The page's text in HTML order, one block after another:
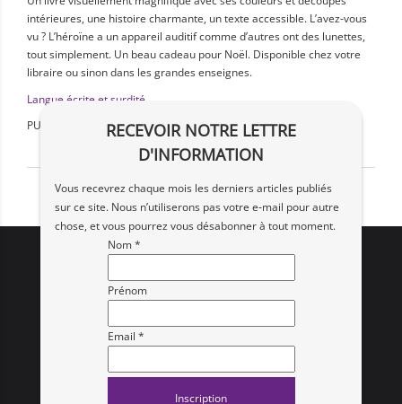
intérieures, une histoire charmante, un texte accessible. L’avez-vous
vu ? L’héroïne a un appareil auditif comme d’autres ont des lunettes,
tout simplement. Un beau cadeau pour Noël. Disponible chez votre
libraire ou sinon dans les grandes enseignes.
Langue écrite et surdité
PUBLIÉ LE :
RECEVOIR NOTRE LETTRE
D'INFORMATION
Vous recevrez chaque mois les derniers articles publiés
sur ce site. Nous n’utiliserons pas votre e‑mail pour autre
chose, et vous pourrez vous désabonner à tout moment.
Nom *
Prénom
Email *